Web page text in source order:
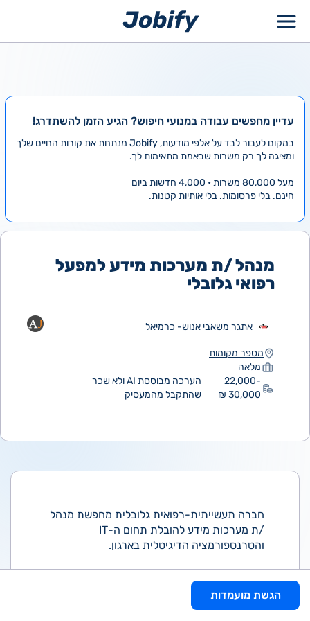
עדיין מחפשים עבודה במנועי חיפוש? הגיע הזמן להשתדרג!
במקום לעבור לבד על אלפי מודעות, Jobify מנתחת את קורות החיים שלך
ומציגה לך רק משרות שבאמת מתאימות לך.
מעל 80,000 משרות • 4,000 חדשות ביום
חינם. בלי פרסומות. בלי אותיות קטנות.
מנהל /ת מערכות מידע למפעל
רפואי גלובלי
אתגר משאבי אנוש- כרמיאל
מספר מקומות
מלאה
22,000-
30,000 ₪
הערכה מבוססת AI ולא שכר
שהתקבל מהמעסיק
חברה תעשייתית-רפואית גלובלית מחפשת מנהל
/ת מערכות מידע להובלת תחום ה-IT
והטרנספורמציה הדיגיטלית בארגון.
הובלת פונקציית מערכות המידע הגלובלית של
הגשת מועמדות